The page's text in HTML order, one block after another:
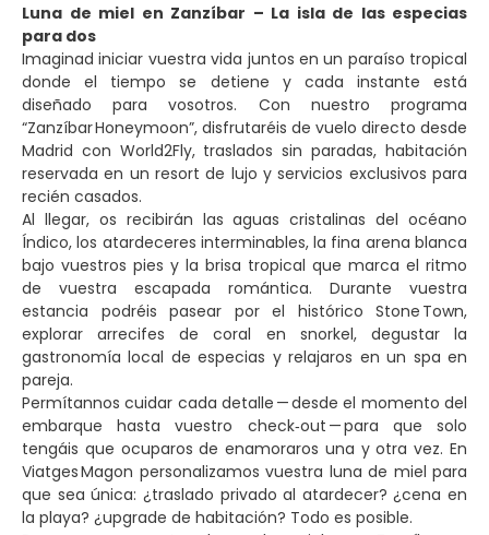
Luna de miel en Zanzíbar – La isla de las especias
para dos
Imaginad iniciar vuestra vida juntos en un paraíso tropical
donde el tiempo se detiene y cada instante está
diseñado para vosotros. Con nuestro programa
“Zanzíbar Honeymoon”, disfrutaréis de vuelo directo desde
Madrid con World2Fly, traslados sin paradas, habitación
reservada en un resort de lujo y servicios exclusivos para
recién casados.
Al llegar, os recibirán las aguas cristalinas del océano
Índico, los atardeceres interminables, la fina arena blanca
bajo vuestros pies y la brisa tropical que marca el ritmo
de vuestra escapada romántica. Durante vuestra
estancia podréis pasear por el histórico Stone Town,
explorar arrecifes de coral en snorkel, degustar la
gastronomía local de especias y relajaros en un spa en
pareja.
Permítannos cuidar cada detalle — desde el momento del
embarque hasta vuestro check‑out — para que solo
tengáis que ocuparos de enamoraros una y otra vez. En
Viatges Magon personalizamos vuestra luna de miel para
que sea única: ¿traslado privado al atardecer? ¿cena en
la playa? ¿upgrade de habitación? Todo es posible.